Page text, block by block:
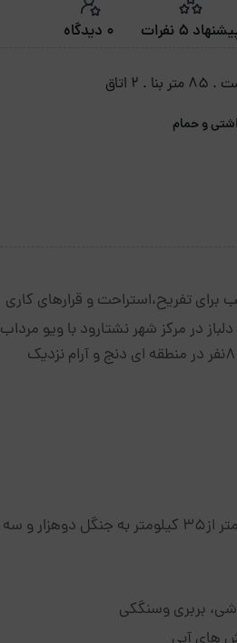
5 نفرات 0 دیدگاه
2 اتاق
و حمام
تفریح،استراحت و قرارهای کاری
متری بسیار تمیزوشیک و دلباز در مرکز شهر نشتارود با ویو مرداب
و دریا با پارکینگ مسقف و نگهبان و با کلیه امکانات آشپزی و پذیرای به تعداد8نفر در منطقه ای دنج و آرام نزدیک
3- دسترسی کمتر از 5 کیلومتر به جنگل و آبشار زیبای دینار سرا و کوهسر و کمتر از35 کیلومتر به جنگل دوهزار و سه